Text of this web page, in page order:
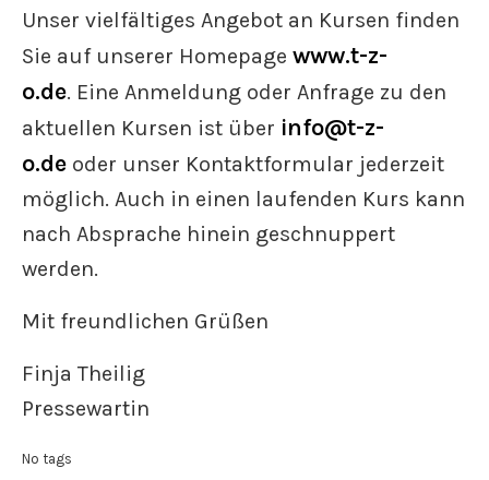
Unser vielfältiges Angebot an Kursen finden
Sie auf unserer Homepage www.t-z-
o.de. Eine Anmeldung oder Anfrage zu den
aktuellen Kursen ist über info@t-z-
o.de oder unser Kontaktformular jederzeit
möglich. Auch in einen laufenden Kurs kann
nach Absprache hinein geschnuppert
werden.
Mit freundlichen Grüßen
Finja Theilig
Pressewartin
No tags